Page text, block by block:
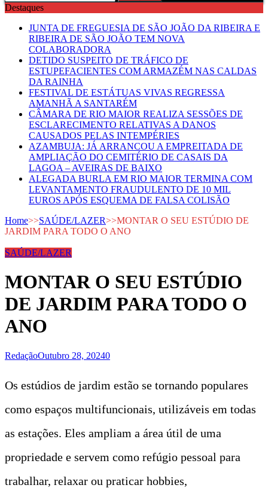
por:
Destaques
JUNTA DE FREGUESIA DE SÃO JOÃO DA RIBEIRA E
RIBEIRA DE SÃO JOÃO TEM NOVA
COLABORADORA
DETIDO SUSPEITO DE TRÁFICO DE
ESTUPEFACIENTES COM ARMAZÉM NAS CALDAS
DA RAINHA
FESTIVAL DE ESTÁTUAS VIVAS REGRESSA
AMANHÃ A SANTARÉM
CÂMARA DE RIO MAIOR REALIZA SESSÕES DE
ESCLARECIMENTO RELATIVAS A DANOS
CAUSADOS PELAS INTEMPÉRIES
AZAMBUJA: JÁ ARRANCOU A EMPREITADA DE
AMPLIAÇÃO DO CEMITÉRIO DE CASAIS DA
LAGOA – AVEIRAS DE BAIXO
ALEGADA BURLA EM RIO MAIOR TERMINA COM
LEVANTAMENTO FRAUDULENTO DE 10 MIL
EUROS APÓS ESQUEMA DE FALSA COLISÃO
Home>>SAÚDE/LAZER>>MONTAR O SEU ESTÚDIO DE
JARDIM PARA TODO O ANO
SAÚDE/LAZER
MONTAR O SEU ESTÚDIO
DE JARDIM PARA TODO O
ANO
RedaçãoOutubro 28, 20240
Os estúdios de jardim estão se tornando populares
como espaços multifuncionais, utilizáveis em todas
as estações. Eles ampliam a área útil de uma
propriedade e servem como refúgio pessoal para
trabalhar, relaxar ou praticar hobbies,